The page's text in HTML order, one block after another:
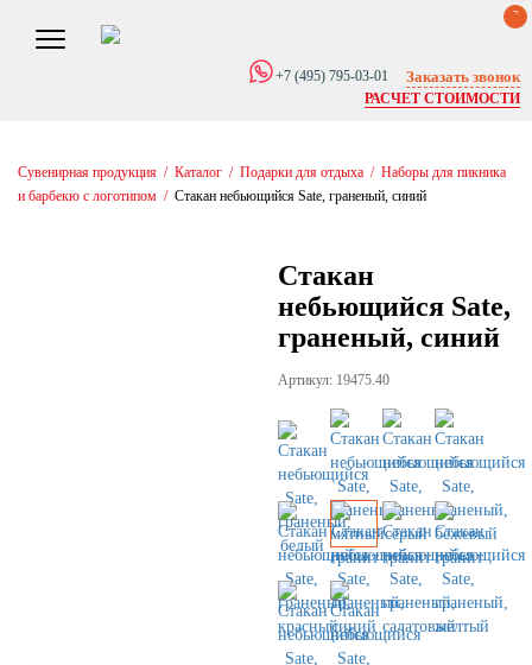
0
+7 (495) 795-03-01 Заказать звонок
РАСЧЕТ СТОИМОСТИ
Сувенирная продукция / Каталог / Подарки для отдыха / Наборы для пикника
и барбекю с логотипом / Стакан небьющийся Sate, граненый, синий
Стакан
небьющийся Sate,
граненый, синий
Артикул: 19475.40